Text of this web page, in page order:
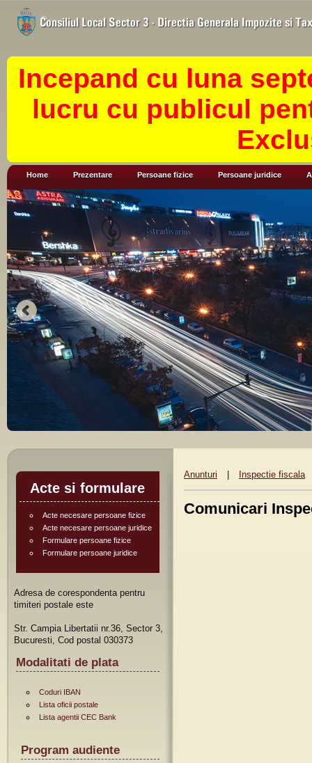
Incepand cu luna
lucru cu publicul
Home Prezentare Persoane fizice Persoane juridice
Acte si formulare
Acte necesare persoane fizice
Acte necesare persoane juridice
Formulare persoane fizice
Formulare persoane juridice
Adresa de corespondenta pentru
timiteri postale este
Str. Campia Libertatii nr.36, Sector 3,
Bucuresti, Cod postal 030373
Modalitati de plata
Coduri IBAN
Lista oficii postale
Lista agentii CEC Bank
Program audiente
Anunturi Inspectie fiscala
Comunicari